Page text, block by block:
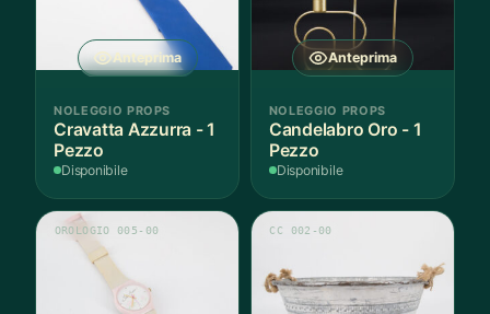
Anteprima
NOLEGGIO PROPS
Cravatta Azzurra - 1
Pezzo
Disponibile
Anteprima
NOLEGGIO PROPS
Candelabro Oro - 1
Pezzo
Disponibile
OROLOGIO 005-00 CC 002-00